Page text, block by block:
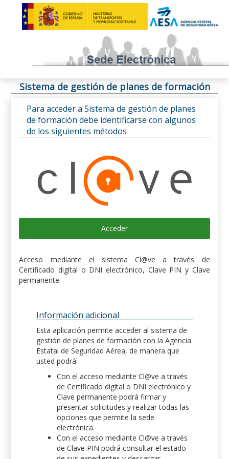
Sistema de gestión de planes de formación
Para acceder a Sistema de gestión de planes
de formación debe identificarse con algunos
de los siguientes métodos
Acceder
Acceso mediante el sistema Cl@ve a través de
Certificado digital o DNI electrónico, Clave PIN y Clave
permanente.
Información adicional
Esta aplicación permite acceder al sistema de
gestión de planes de formación con la Agencia
Estatal de Seguridad Aérea, de manera que
usted podrá:
Con el acceso mediante Cl@ve a través
de Certificado digital o DNI electrónico y
Clave permanente podrá firmar y
presentar solicitudes y realizar todas las
opciones que permite la sede
electrónica.
Con el acceso mediante Cl@ve a través
de Clave PIN podrá consultar el estado